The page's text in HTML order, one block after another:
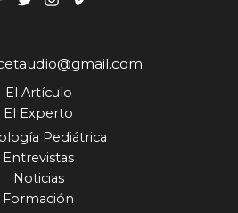
El Artículo
El Experto
Pediátrica
Entrevistas
Noticias
Formación